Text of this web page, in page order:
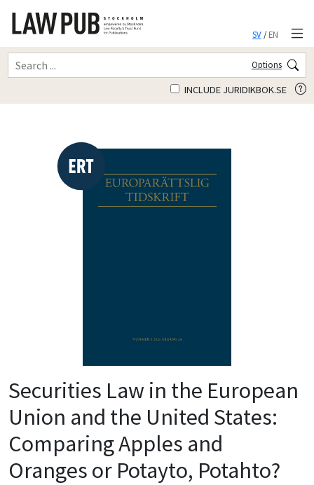
SV/EN
Options
INCLUDE JURIDIKBOK.SE
Securities Law in the European
Union and the United States:
Comparing Apples and
Oranges or Potayto, Potahto?